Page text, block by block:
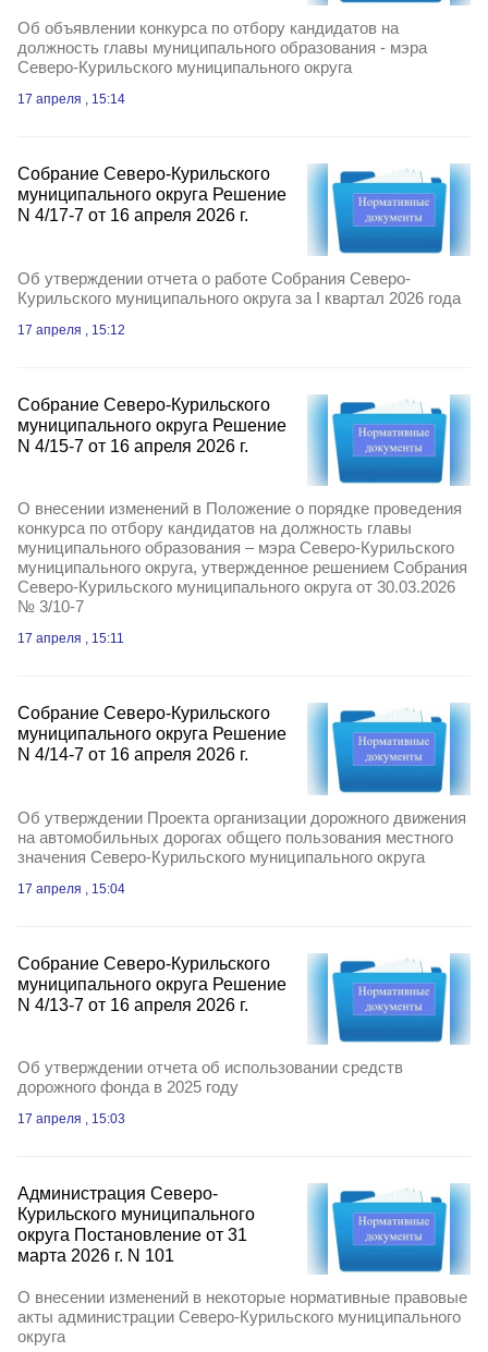
Об объявлении конкурса по отбору кандидатов на
должность главы муниципального образования - мэра
Северо-Курильского муниципального округа
17 апреля , 15:14
Собрание Северо-Курильского
муниципального округа Решение
N 4/17-7 от 16 апреля 2026 г.
Об утверждении отчета о работе Собрания Северо-
Курильского муниципального округа за I квартал 2026 года
17 апреля , 15:12
Собрание Северо-Курильского
муниципального округа Решение
N 4/15-7 от 16 апреля 2026 г.
О внесении изменений в Положение о порядке проведения
конкурса по отбору кандидатов на должность главы
муниципального образования – мэра Северо-Курильского
муниципального округа, утвержденное решением Собрания
Северо-Курильского муниципального округа от 30.03.2026
№ 3/10-7
17 апреля , 15:11
Собрание Северо-Курильского
муниципального округа Решение
N 4/14-7 от 16 апреля 2026 г.
Об утверждении Проекта организации дорожного движения
на автомобильных дорогах общего пользования местного
значения Северо-Курильского муниципального округа
17 апреля , 15:04
Собрание Северо-Курильского
муниципального округа Решение
N 4/13-7 от 16 апреля 2026 г.
Об утверждении отчета об использовании средств
дорожного фонда в 2025 году
17 апреля , 15:03
Администрация Северо-
Курильского муниципального
округа Постановление от 31
марта 2026 г. N 101
О внесении изменений в некоторые нормативные правовые
акты администрации Северо-Курильского муниципального
округа